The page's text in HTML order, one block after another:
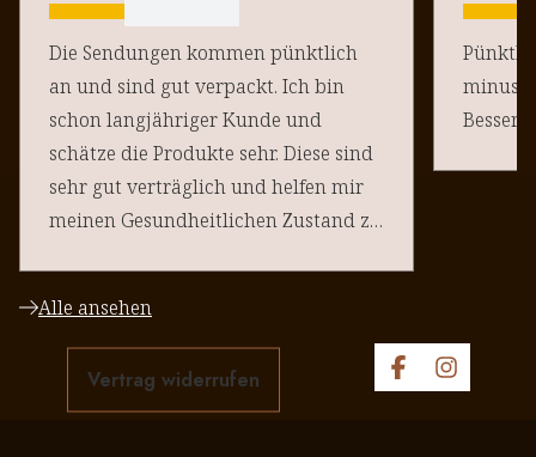
Die Sendungen kommen pünktlich
an und sind gut verpackt. Ich bin
schon langjähriger Kunde und
schätze die Produkte sehr. Diese sind
sehr gut verträglich und helfen mir
meinen Gesundheitlichen Zustand zu
Pünktlich
minus
Alle ansehen
Vertrag widerrufen